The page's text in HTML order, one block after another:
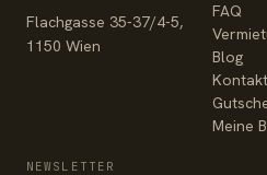
Flachgasse 35-37/4-5,
1150 Wien
FAQ
Blog
Kontakt
Meine
NEWSLETTER